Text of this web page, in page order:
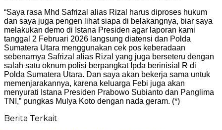
“Saya rasa Mhd Safrizal alias Rizal harus diproses hukum
dan saya juga pengen lihat siapa di belakangnya, biar saya
melakukan demo di Istana Presiden agar laporan kami
tanggal 2 Februari 2026 langsung diatensi dan Polda
Sumatera Utara menggunakan cek pos keberadaan
sebenarnya Safrizal alias Rizal yang juga berseteru dengan
salah satu oknum polisi berpangkat Ipda berinisial R di
Polda Sumatera Utara. Dan saya akan bekerja sama untuk
memenjarakannya, karena keluarga Febi juga akan
menyurati Istana Presiden Prabowo Subianto dan Panglima
TNI,” pungkas Mulya Koto dengan nada geram. (*)
Berita Terkait